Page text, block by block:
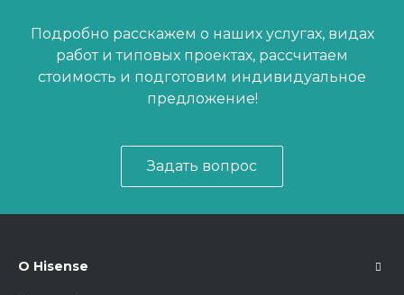
Подробно расскажем о наших услугах, видах
работ и типовых проектах, рассчитаем
стоимость и подготовим индивидуальное
предложение!
Задать вопрос
О Hisense